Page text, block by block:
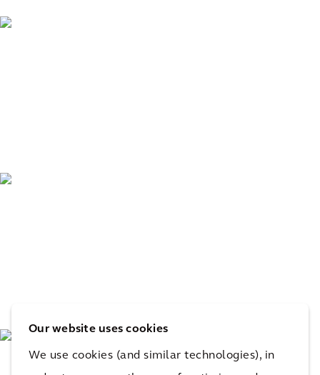
Our website uses cookies
We use cookies (and similar technologies), in